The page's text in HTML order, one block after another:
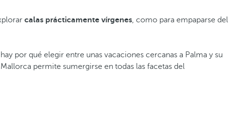
calas prácticamente vírgenes, como para empaparse del
por qué elegir entre unas vacaciones cercanas a Palma y su
permite sumergirse en todas las facetas del